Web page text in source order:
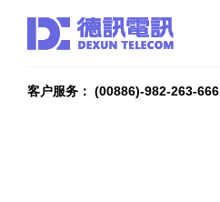
客户服务： (00886)-982-263-666